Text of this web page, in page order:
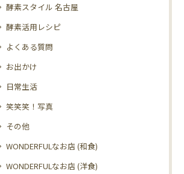
酵素スタイル 名古屋
酵素活用レシピ
よくある質問
お出かけ
日常生活
笑笑笑！写真
その他
WONDERFULなお店 (和食)
WONDERFULなお店 (洋食)